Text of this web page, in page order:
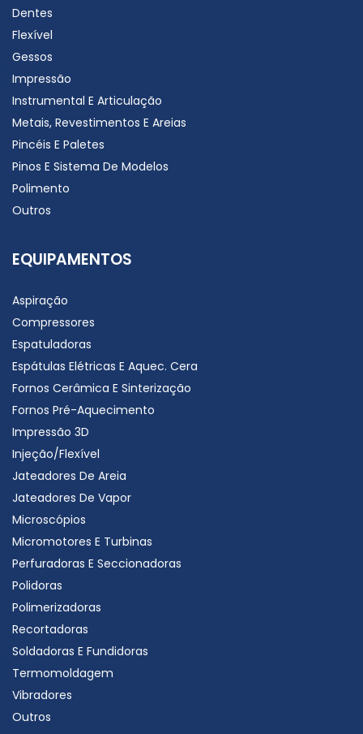
Dentes
Flexível
Gessos
Impressão
Instrumental E Articulação
Metais, Revestimentos E Areias
Pincéis E Paletes
Pinos E Sistema De Modelos
Polimento
Outros
EQUIPAMENTOS
Aspiração
Compressores
Espatuladoras
Espátulas Elétricas E Aquec. Cera
Fornos Cerâmica E Sinterização
Fornos Pré-Aquecimento
Impressão 3D
Injeção/Flexível
Jateadores De Areia
Jateadores De Vapor
Microscópios
Micromotores E Turbinas
Perfuradoras E Seccionadoras
Polidoras
Polimerizadoras
Recortadoras
Soldadoras E Fundidoras
Termomoldagem
Vibradores
Outros